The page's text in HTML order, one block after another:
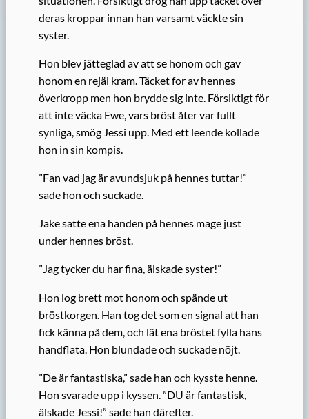
deras kroppar innan han varsamt väckte sin
syster.
Hon blev jätteglad av att se honom och gav
honom en rejäl kram. Täcket for av hennes
överkropp men hon brydde sig inte. Försiktigt för
att inte väcka Ewe, vars bröst åter var fullt
synliga, smög Jessi upp. Med ett leende kollade
hon in sin kompis.
”Fan vad jag är avundsjuk på hennes tuttar!”
sade hon och suckade.
Jake satte ena handen på hennes mage just
under hennes bröst.
”Jag tycker du har fina, älskade syster!”
Hon log brett mot honom och spände ut
bröstkorgen. Han tog det som en signal att han
fick känna på dem, och lät ena bröstet fylla hans
handflata. Hon blundade och suckade nöjt.
”De är fantastiska,” sade han och kysste henne.
Hon svarade upp i kyssen. ”DU är fantastisk,
älskade Jessi!” sade han därefter.